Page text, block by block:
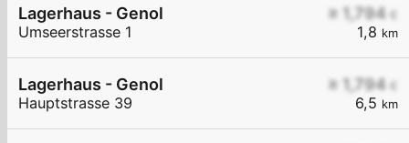
≥ 1,794 €
1,8 km
Lagerhaus - Genol
Umseerstrasse 1
≥ 1,794 €
6,5 km
Lagerhaus - Genol
Hauptstrasse 39